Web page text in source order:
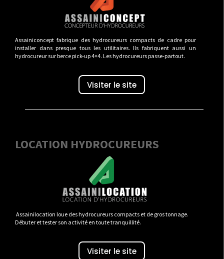
Assainiconcept fabrique des hydrocureurs compacts de cadre pour
installer dans presque tous les utilitaires. Ils fabriquent aussi un
hydrocureur sur berce pick-up 4×4. Les hydrocureurs passe-partout.
Visiter le site
LOCATION HYDROCUREURS
Assainilocation loue des hydrocureurs compacts et de gros tonnage.
Débuter et tester son activité en toute tranquillité.
Visiter le site